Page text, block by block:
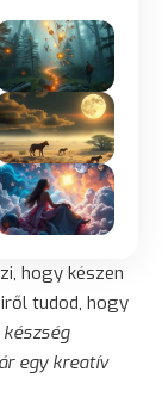
hogy készen
tudod, hogy
egy kreatív